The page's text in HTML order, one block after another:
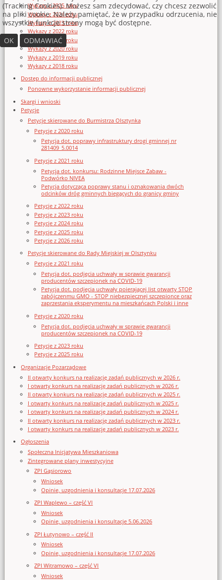
Wykazy z 2025 roku
Wykazy z 2024 roku
Wykazy z 2023 roku
Wykazy z 2022 roku
Wykazy z 2021 roku
Wykazy z 2020 roku
Wykazy z 2019 roku
Wykazy z 2018 roku
Dostęp do informacji publicznej
Ponowne wykorzystanie informacji publicznej
Skargi i wnioski
Petycje
Petycje skierowane do Burmistrza Olsztynka
Petycje z 2020 roku
Petycja dot. poprawy infrastruktury drogi gminnej nr
281409_5.0014
Petycje z 2021 roku
Petycja dot. konkursu: Rodzinne Miejsce Zabaw -
Podwórko NIVEA
Petycja dotycząca poprawy stanu i oznakowania dwóch
odcinków dróg gminnych biegących do granicy gminy
Petycje z 2022 roku
Petycje z 2023 roku
Petycje z 2024 roku
Petycje z 2025 roku
Petycje z 2026 roku
Petycje skierowane do Rady Miejskiej w Olsztynku
Petycje z 2021 roku
Petycja dot. podjęcia uchwały w sprawie gwarancji
producentów szczepionek na COVID-19
Petycja dot. podjęcia uchwały poierającej list otwarty STOP
zabójczenmu GMO - STOP niebezpiecznej szczepionce oraz
zaprzestania eksperymentu na mieszkańcach Polski i inne
Petycje z 2020 roku
Petycja dot. podjęcia uchwały w sprawie gwarancji
producentów szczepionek na COVID-19
Petycje z 2023 roku
Petycje z 2025 roku
Organizacje Pozarządowe
II otwarty konkurs na realizację zadań publicznych w 2026 r.
I otwarty konkurs na realizację zadań publicznych w 2026 r.
II otwarty konkurs na realizację zadań publicznych w 2025 r.
I otwarty konkurs na realizację zadań publicznych w 2025 r.
I otwarty konkurs na realizację zadań publicznych w 2024 r.
II otwarty konkurs na realizację zadań publicznych w 2023 r.
I otwarty konkurs na realizację zadań publicznych w 2023 r.
Ogłoszenia
Społeczna Inicjatywa Mieszkaniowa
Zintegrowane plany inwestycyjne
ZPI Gąsiorowo
Wniosek
Opinie, uzgodnienia i konsultacje 17.07.2026
ZPI Waplewo – część VI
Wniosek
Opinie, uzgodnienia i konsultacje 5.06.2026
ZPI Łutynowo – część II
Wniosek
Opinie, uzgodnienia i konsultacje 17.07.2026
ZPI Witramowo – część VI
Wniosek
(Tracking Cookies). Możesz sam zdecydować, czy chcesz zezwolić
na pliki cookie. Należy pamiętać, że w przypadku odrzucenia, nie
wszystkie funkcje strony mogą być dostępne.
OK
ODMAWIAĆ